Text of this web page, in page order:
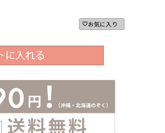
お気に入り